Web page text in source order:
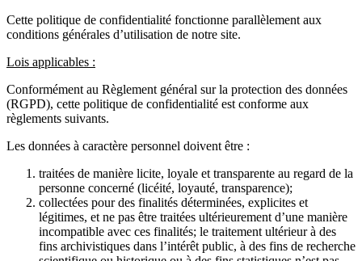
Cette politique de confidentialité fonctionne parallèlement aux
conditions générales d’utilisation de notre site.
Lois applicables :
Conformément au Règlement général sur la protection des données
(RGPD), cette politique de confidentialité est conforme aux
règlements suivants.
Les données à caractère personnel doivent être :
traitées de manière licite, loyale et transparente au regard de la
personne concerné (licéité, loyauté, transparence);
collectées pour des finalités déterminées, explicites et
légitimes, et ne pas être traitées ultérieurement d’une manière
incompatible avec ces finalités; le traitement ultérieur à des
fins archivistiques dans l’intérêt public, à des fins de recherche